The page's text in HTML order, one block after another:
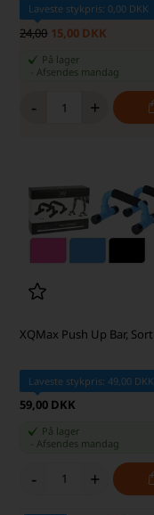
Laveste stykpris: 0,00 DKK
24,00 15,00 DKK
På lager
-Afsendes mandag
- +
XQMax Push Up Bar, Sort
Laveste stykpris: 49,00 DKK
59,00 DKK
På lager
Afsendes mandag
- +